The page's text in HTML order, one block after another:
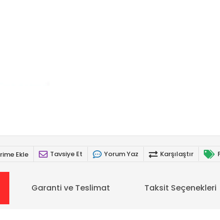
Ekle Tavsiye Et Yorum Yaz Karşılaştır
Garanti ve Teslimat Taksit Seçenekleri